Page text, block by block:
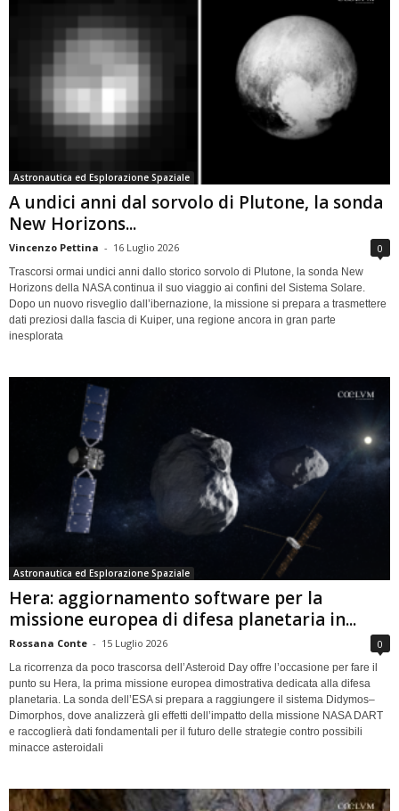
Astronautica ed Esplorazione Spaziale
A undici anni dal sorvolo di Plutone, la sonda
New Horizons...
Vincenzo Pettina - 16 Luglio 2026 0
Trascorsi ormai undici anni dallo storico sorvolo di Plutone, la sonda New
Horizons della NASA continua il suo viaggio ai confini del Sistema Solare.
Dopo un nuovo risveglio dall’ibernazione, la missione si prepara a trasmettere
dati preziosi dalla fascia di Kuiper, una regione ancora in gran parte
inesplorata
Astronautica ed Esplorazione Spaziale
Hera: aggiornamento software per la
missione europea di difesa planetaria in...
Rossana Conte - 15 Luglio 2026 0
La ricorrenza da poco trascorsa dell’Asteroid Day offre l’occasione per fare il
punto su Hera, la prima missione europea dimostrativa dedicata alla difesa
planetaria. La sonda dell’ESA si prepara a raggiungere il sistema Didymos–
Dimorphos, dove analizzerà gli effetti dell’impatto della missione NASA DART
e raccoglierà dati fondamentali per il futuro delle strategie contro possibili
minacce asteroidali